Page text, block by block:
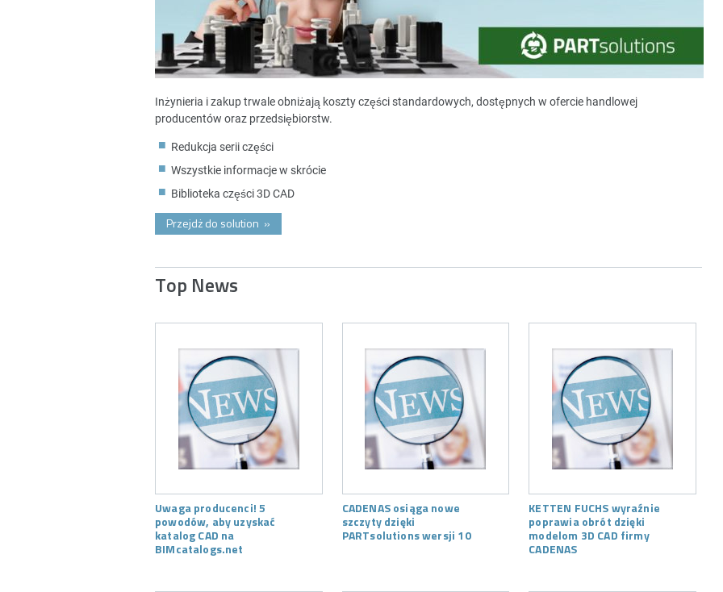
Inżynieria i zakup trwale obniżają koszty części standardowych, dostępnych w ofercie handlowej
producentów oraz przedsiębiorstw.
Redukcja serii części
Wszystkie informacje w skrócie
Biblioteka części 3D CAD
Przejdż do solution »
Top News
Uwaga producenci! 5
powodów, aby uzyskać
katalog CAD na
BIMcatalogs.net
CADENAS osiąga nowe
szczyty dzięki
PARTsolutions wersji 10
KETTEN FUCHS wyraźnie
poprawia obrót dzięki
modelom 3D CAD firmy
CADENAS